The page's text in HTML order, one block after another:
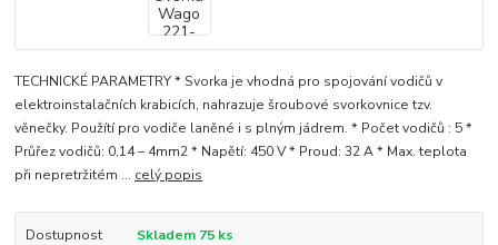
TECHNICKÉ PARAMETRY * Svorka je vhodná pro spojování vodičů v
elektroinstalačních krabicích, nahrazuje šroubové svorkovnice tzv.
věnečky. Použítí pro vodiče laněné i s plným jádrem. * Počet vodičů : 5 *
Průřez vodičů: 0,14 – 4mm2 * Napětí: 450 V * Proud: 32 A * Max. teplota
při nepretržitém ... celý popis
Dostupnost
Skladem 75 ks